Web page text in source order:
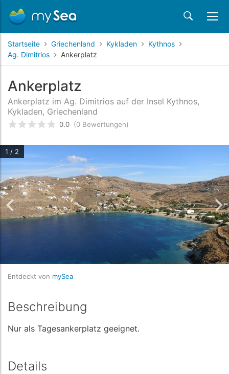
Startseite Griechenland Kykladen
Kythnos
Ag. Dimitrios
Ankerplatz
Ankerplatz
Ankerplatz im Ag. Dimitrios auf der Insel Kythnos,
Kykladen, Griechenland
bewertet0 /5 beyogen auf
0.0 (0 Bewertungen)
1 / 2
Entdeckt von mySea
Beschreibung
Nur als Tagesankerplatz geeignet.
Details